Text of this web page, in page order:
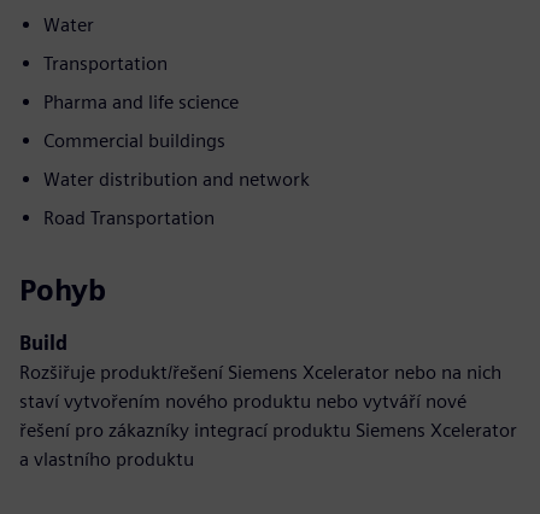
Water
Transportation
Pharma and life science
Commercial buildings
Water distribution and network
Road Transportation
Pohyb
Build
Rozšiřuje produkt/řešení Siemens Xcelerator nebo na nich
staví vytvořením nového produktu nebo vytváří nové
řešení pro zákazníky integrací produktu Siemens Xcelerator
a vlastního produktu